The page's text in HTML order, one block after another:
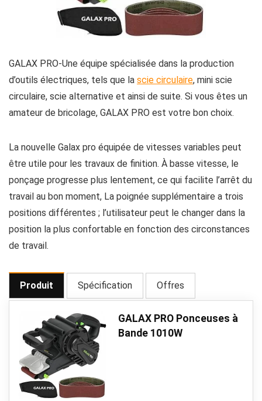
GALAX PRO-Une équipe spécialisée dans la production
d’outils électriques, tels que la scie circulaire, mini scie
circulaire, scie alternative et ainsi de suite. Si vous êtes un
amateur de bricolage, GALAX PRO est votre bon choix.
La nouvelle Galax pro équipée de vitesses variables peut
être utile pour les travaux de finition. À basse vitesse, le
ponçage progresse plus lentement, ce qui facilite l’arrêt du
travail au bon moment, La poignée supplémentaire a trois
positions différentes ; l’utilisateur peut le changer dans la
position la plus confortable en fonction des circonstances
de travail.
Produit Spécification Offres
GALAX PRO Ponceuses à
Bande 1010W